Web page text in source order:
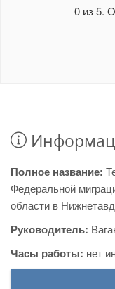
0 из5.
Полное название:
Федеральной
области в
Руководитель:
Часы работы: нет